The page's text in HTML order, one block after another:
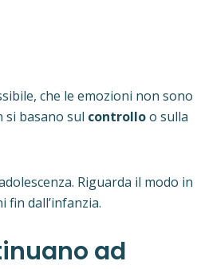
che le emozioni non sono
si basano sul controlloo sulla
Riguarda il modo in
fin dall’infanzia.
ad